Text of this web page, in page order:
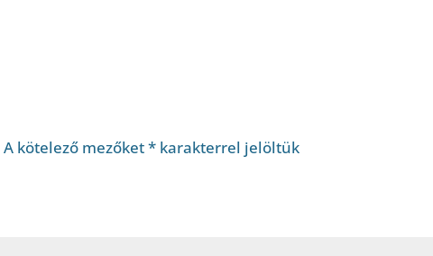
A kötelező mezőket* karakterrel jelöltük